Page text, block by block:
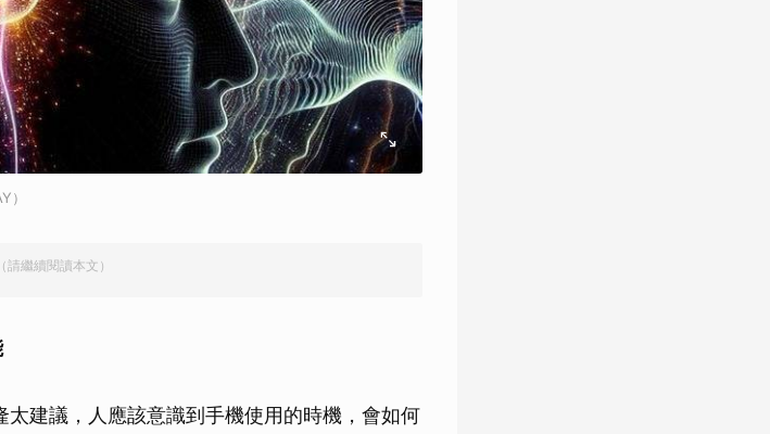
）
請繼續閱讀本文）
建議，人應該意識到手機使用的時機，會如何